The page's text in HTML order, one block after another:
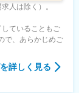
人は除く）。
ていることもご
で、あらかじめご
詳しく見る